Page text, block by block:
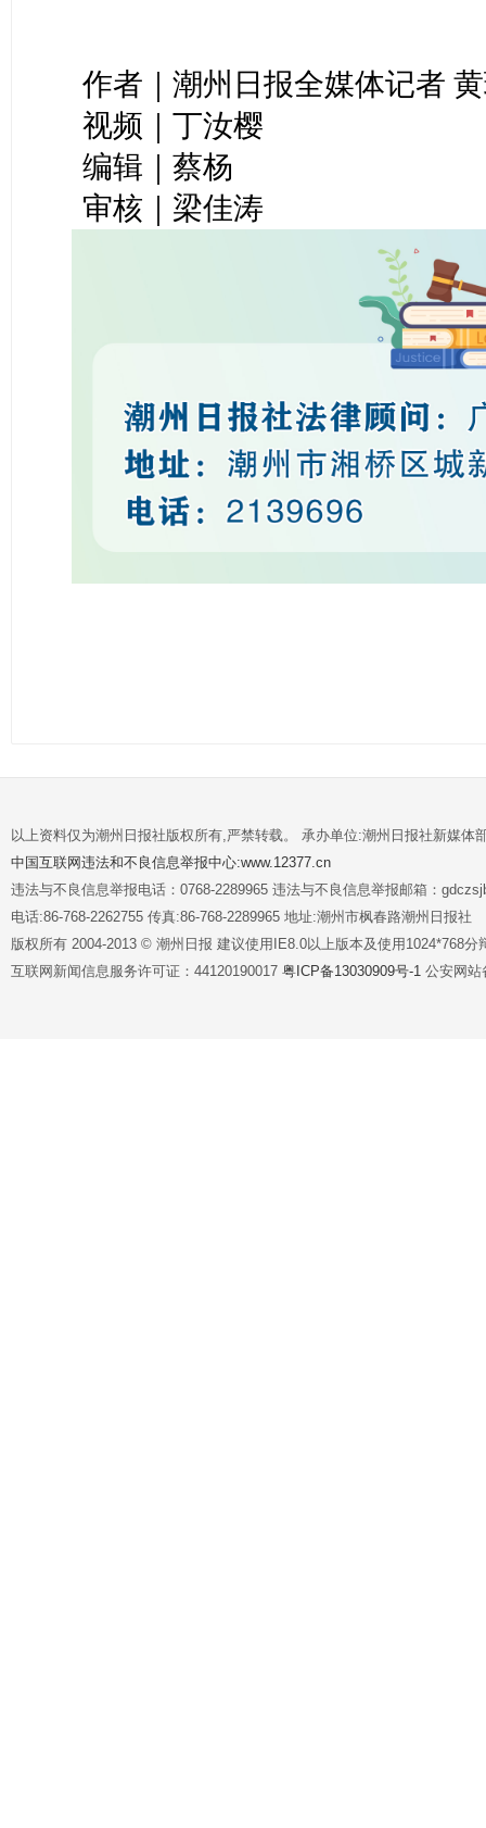
作者｜潮州日报全媒体记者
视频｜丁汝樱
编辑｜蔡杨
审核｜梁佳涛
以上资料仅为潮州日报社版权所有,严禁转载。 承办单位:潮州日报社新媒体
中国互联网违法和不良信息举报中心:www.12377.cn
违法与不良信息举报电话：0768-2289965 违法与不良信息举报邮箱：
电话:86-768-2262755 传真:86-768-2289965 地址:潮州市枫春路潮州日报社
版权所有 2004-2013 © 潮州日报 建议使用IE8.0以上版本及使用1024*768分
互联网新闻信息服务许可证：44120190017 粤ICP备13030909号-1 公安网站